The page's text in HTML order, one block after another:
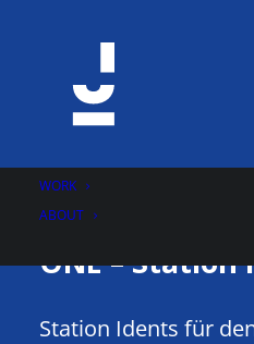
WORK
ABOUT
ONE – Station
Station Idents für